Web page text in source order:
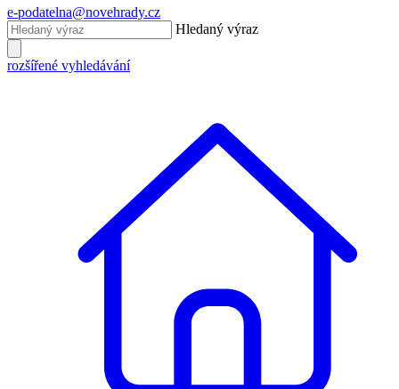
e-podatelna@novehrady.cz
Hledaný výraz
rozšířené vyhledávání